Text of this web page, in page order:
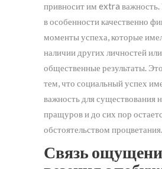
привносит им extra важность.
в особенности качественно
моменты успеха, которые
наличии других личностей
общественные результаты.
тем, что социальный успех
важность для существования
пращуров и до сих пор
обстоятельством процветания.
Связь